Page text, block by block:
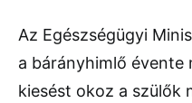
Az Egészségügyi
a bárányhimlő
kiesést okoz a szülők